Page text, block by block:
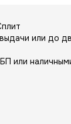
или до
или